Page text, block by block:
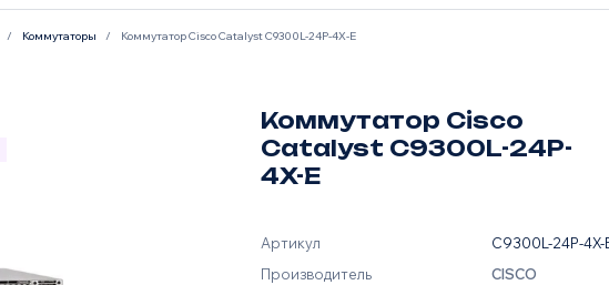
Коммутаторы Коммутатор Cisco Catalyst C9300L-24P-4X-E
Коммутатор Cisco
Catalyst C9300L-24P-
4X-E
Артикул
C9300L-24P-4X-
Производитель
CISCO